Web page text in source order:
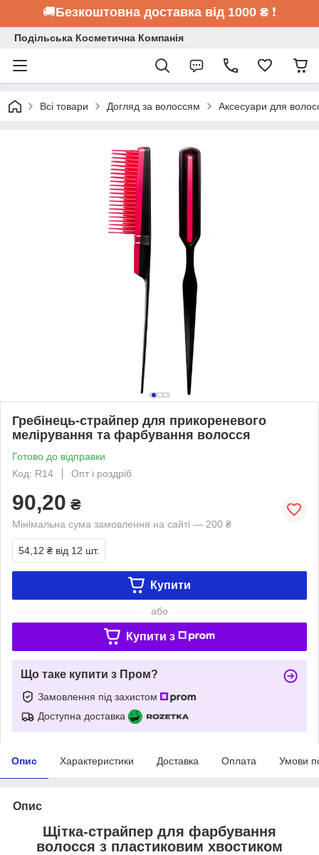
🚚Безкоштовна доставка від 1000 ₴ ❗
Подільська Косметична Компанія
Всі товари Догляд за волоссям Аксесуари для
Гребінець-страйпер для прикореневого
мелірування та фарбування волосся
Готово до відправки
Код: R14
Опт і роздріб
90,20 ₴
Мінімальна сума замовлення на сайті — 200 ₴
54,12 ₴ від 12 шт.
Купити
або
Купити з
Що таке купити з Пром?
Замовлення під захистом
Доступна доставка
Опис Характеристики Доставка Оплата Умови
Опис
Щітка-страйпер для фарбування
волосся з пластиковим хвостиком